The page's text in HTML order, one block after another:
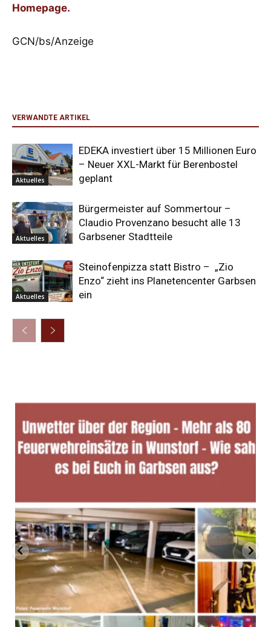
Homepage.
GCN/bs/Anzeige
VERWANDTE ARTIKEL
Aktuelles
EDEKA investiert über 15 Millionen Euro
– Neuer XXL-Markt für Berenbostel
geplant
Aktuelles
Bürgermeister auf Sommertour –
Claudio Provenzano besucht alle 13
Garbsener Stadtteile
Aktuelles
Steinofenpizza statt Bistro – „Zio
Enzo“ zieht ins Planetencenter Garbsen
ein